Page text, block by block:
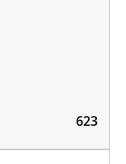
623